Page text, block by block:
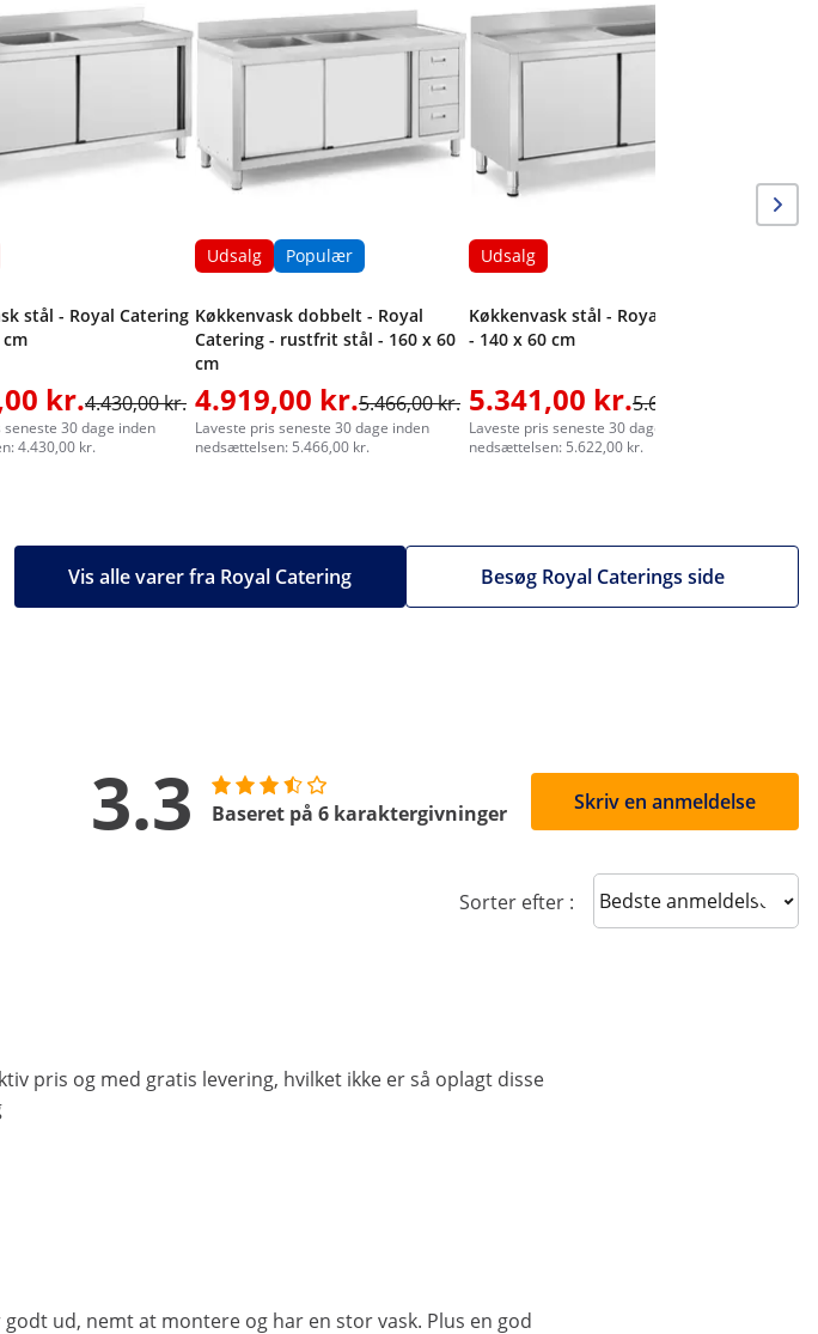
stål - Royal Catering
cm
kr.4.430,00 kr.
seneste 30 dage inden
4.430,00 kr.
Udsalg Populær
Køkkenvask dobbelt - Royal
Catering - rustfrit stål - 160 x 60
cm
4.919,00 kr.5.466,00 kr.
Laveste pris seneste 30 dage inden
nedsættelsen: 5.466,00 kr.
Udsalg
Køkkenvask stål - Royal Catering
- 140 x 60 cm
5.341,00 kr.5.622,00 kr.
Laveste pris seneste 30 dage inden
nedsættelsen: 5.622,00 kr.
Besøg Royal Caterings side
Vis alle varer fra Royal Catering
3.3 Baseret på 6 karaktergivninger Skriv en anmeldelse
Sorter efter : Sort reviews
pris og med gratis levering, hvilket ikke er så oplagt disse
ud, nemt at montere og har en stor vask. Plus en god